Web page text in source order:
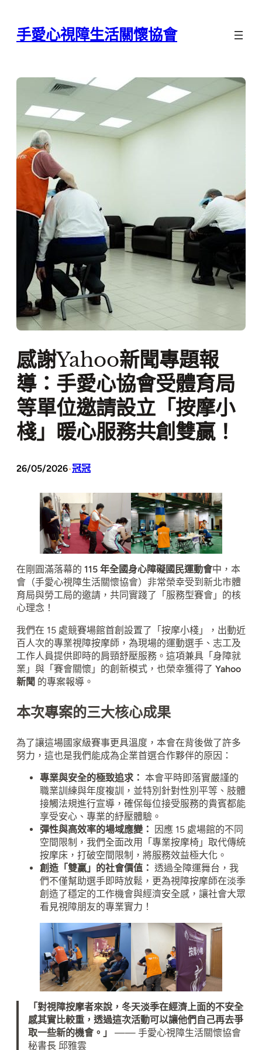
手愛心視障生活關懷協會
感謝Yahoo新聞專題報
導：手愛心協會受體育局
等單位邀請設立「按摩小
棧」暖心服務共創雙贏！
26/05/2026•冠冠
在剛圓滿落幕的 115 年全國身心障礙國民運動會中，本
會（手愛心視障生活關懷協會）非常榮幸受到新北市體
育局與勞工局的邀請，共同實踐了「服務型賽會」的核
心理念！
我們在 15 處競賽場館首創設置了「按摩小棧」，出動近
百人次的專業視障按摩師，為現場的運動選手、志工及
工作人員提供即時的肩頸舒壓服務。這項兼具「身障就
業」與「賽會關懷」的創新模式，也榮幸獲得了 Yahoo
新聞 的專案報導。
本次專案的三大核心成果
為了讓這場國家級賽事更具溫度，本會在背後做了許多
努力，這也是我們能成為企業首選合作夥伴的原因：
專業與安全的極致追求： 本會平時即落實嚴謹的
職業訓練與年度複訓，並特別針對性別平等、肢體
接觸法規進行宣導，確保每位接受服務的貴賓都能
享受安心、專業的紓壓體驗。
彈性與高效率的場域應變：
因應 15 處場館的不同
空間限制，我們全面改用「專業按摩椅」取代傳統
按摩床，打破空間限制，將服務效益極大化。
創造「雙贏」的社會價值： 透過全障運舞台，我
們不僅幫助選手即時放鬆，更為視障按摩師在淡季
創造了穩定的工作機會與經濟安全感，讓社會大眾
看見視障朋友的專業實力！
「對視障按摩者來說，冬天淡季在經濟上面的不安全
感其實比較重，透過這次活動可以讓他們自己再去爭
取一些新的機會。」
—— 手愛心視障生活關懷協會
秘書長 邱雅雲